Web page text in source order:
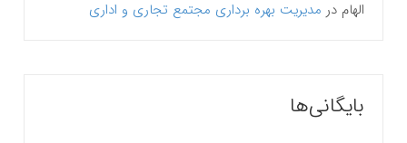
الهام در مدیریت بهره برداری مجتمع تجاری و اداری
بایگانی‌ها